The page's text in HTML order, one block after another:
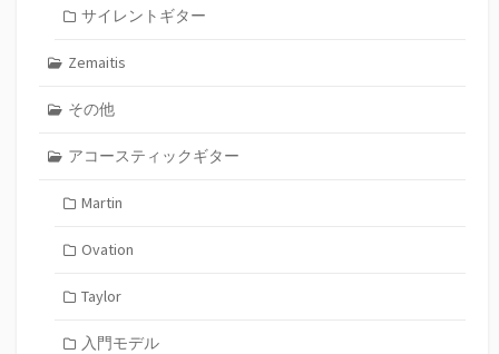
サイレントギター
Zemaitis
その他
アコースティックギター
Martin
Ovation
Taylor
入門モデル